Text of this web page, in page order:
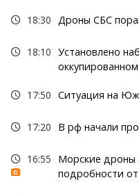
18:30 Дроны СБС
18:10 Установлено
17:50 Ситуация на
17:20 В рф начали
16:55
Морские дроны
подробности